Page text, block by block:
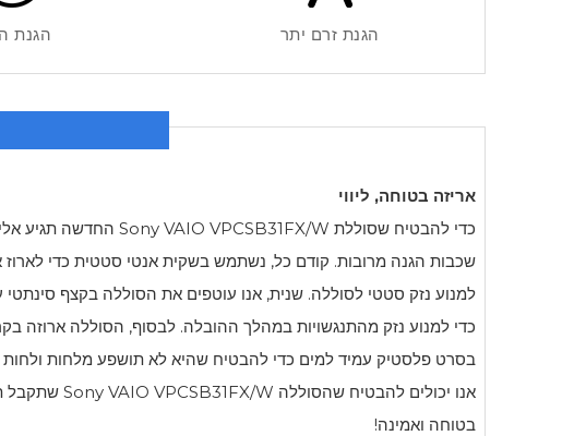
הגנת זרם יתר הגנת
אריזה בטוחה, ליווי
כדי להבטיח שסוללת Sony VAIO VPCSB31FX/W החדשה תגיע
שכבות הגנה מרובות. קודם כל, נשתמש בשקית אנטי סטטית כדי לארוז
למנוע נזק סטטי לסוללה. שנית, אנו עוטפים את הסוללה בקצף סינתטי
כדי למנוע נזק מהתנגשויות במהלך ההובלה. לבסוף, הסוללה ארוזה
בסרט פלסטיק עמיד למים כדי להבטיח שהיא לא תושפע מלחות
אנו יכולים להבטיח שהסוללה Sony VAIO VPCSB31FX/W שתקבל
בטוחה ואמינה!